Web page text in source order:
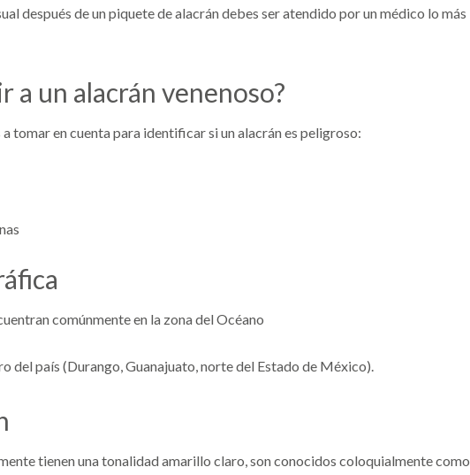
después de un piquete de alacrán debes ser atendido por un médico lo más
a un alacrán venenoso?
tomar en cuenta para identificar si un alacrán es peligroso:
comúnmente en la zona del Océano
del país (Durango, Guanajuato, norte del Estado de México).
tienen una tonalidad amarillo claro, son conocidos coloquialmente como